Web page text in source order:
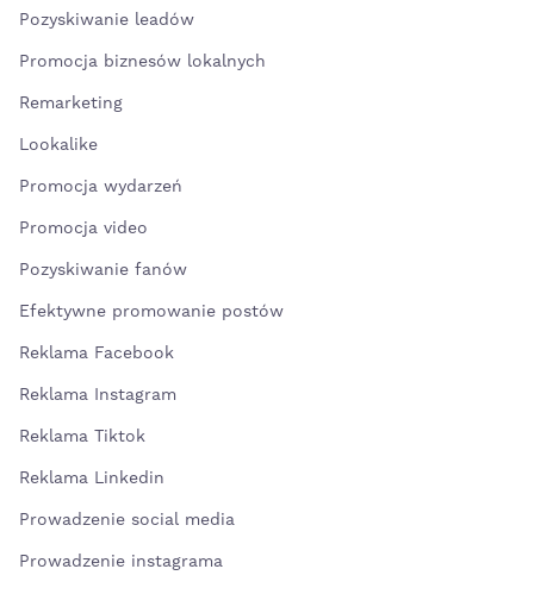
Pozyskiwanie leadów
Promocja biznesów lokalnych
Remarketing
Lookalike
Promocja wydarzeń
Promocja video
Pozyskiwanie fanów
Efektywne promowanie postów
Reklama Facebook
Reklama Instagram
Reklama Tiktok
Reklama Linkedin
Prowadzenie social media
Prowadzenie instagrama